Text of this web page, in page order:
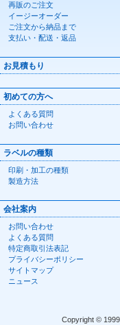
再販のご注文
イージーオーダー
ご注文から納品まで
支払い・配送・返品
お見積もり
初めての方へ
よくある質問
お問い合わせ
ラベルの種類
印刷・加工の種類
製造方法
会社案内
お問い合わせ
よくある質問
特定商取引法表記
プライバシーポリシー
サイトマップ
ニュース
Copyright ©